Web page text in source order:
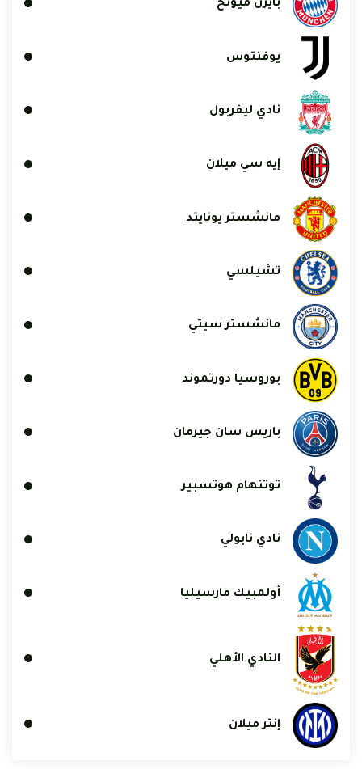
بايرن ميونخ
يوفنتوس
نادي ليفربول
إيه سي ميلان
مانشستر يونايتد
تشيلسي
مانشستر سيتي
بوروسيا دورتموند
باريس سان جيرمان
توتنهام هوتسبير
نادي نابولي
أولمبيك مارسيليا
النادي الأهلي
إنتر ميلان